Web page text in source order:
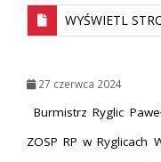
WYŚWIETL
27 czerwca 2024
Burmistrz Ryglic
ZOSP RP w Ryglicach